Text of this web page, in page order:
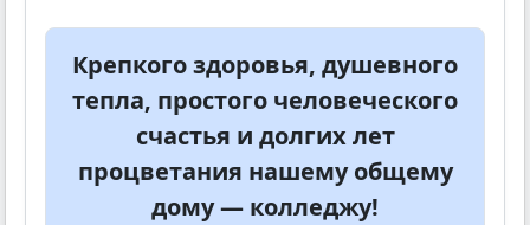
Крепкого здоровья, душевного
тепла, простого человеческого
счастья и долгих лет
процветания нашему общему
дому — колледжу!